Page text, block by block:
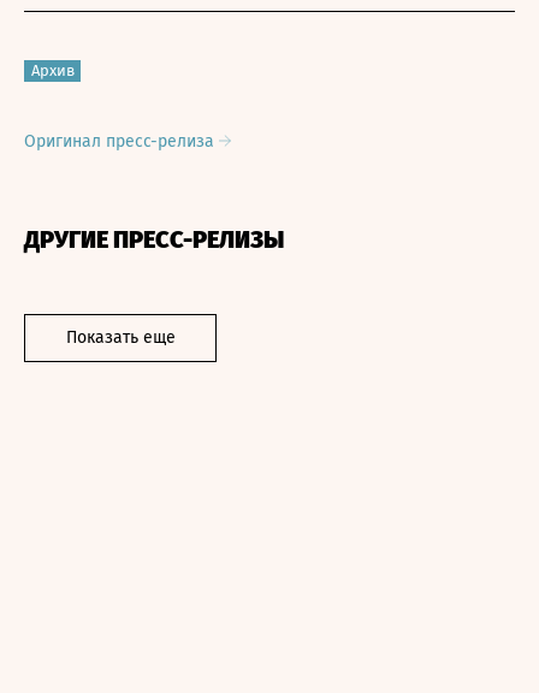
Архив
Оригинал пресс-релиза
ДРУГИЕ ПРЕСС-РЕЛИЗЫ
Показать еще